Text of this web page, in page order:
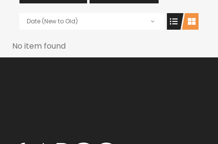
Date (New to Old)
No item found